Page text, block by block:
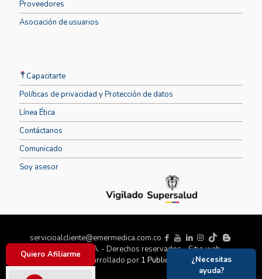
Proveedores
Asociación de usuarios
Quiero Afiliarme
¿Necesitas
ayuda?
Capacitarte
Políticas de privacidad y Protección de datos
Línea Ética
Contáctanos
Comunicado
Soy asesor
servicioalcliente@emermedica.com.co
Emermédica S.A. - Derechos reservados - Sitio web
Desarrollado por 1 Publicidad